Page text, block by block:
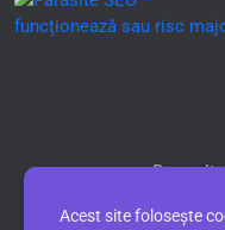
Servicii prestate
Acest site folosește